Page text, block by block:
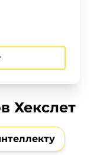
Хекслет